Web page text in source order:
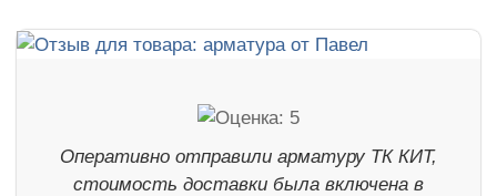
Оперативно отправили арматуру ТК КИТ,
стоимость доставки была включена в